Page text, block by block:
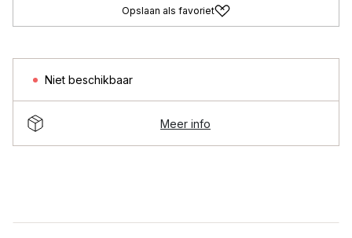
Opslaan als favoriet
Niet beschikbaar
Meer info